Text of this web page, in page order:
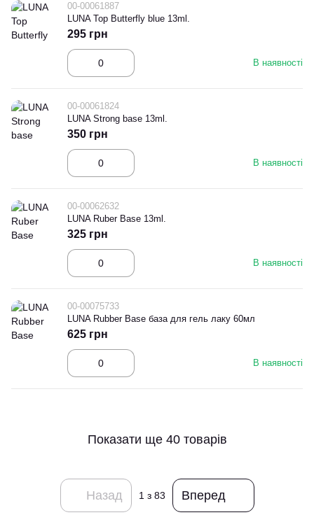
00-00061887
LUNA Top Butterfly blue 13ml.
В наявності
295 грн
00-00061824
LUNA Strong base 13ml.
В наявності
350 грн
00-00062632
LUNA Ruber Base 13ml.
В наявності
325 грн
00-00075733
LUNA Rubber Base база для гель лаку 60мл
В наявності
625 грн
Показати ще 40 товарів
Назад 1 з 83 Вперед